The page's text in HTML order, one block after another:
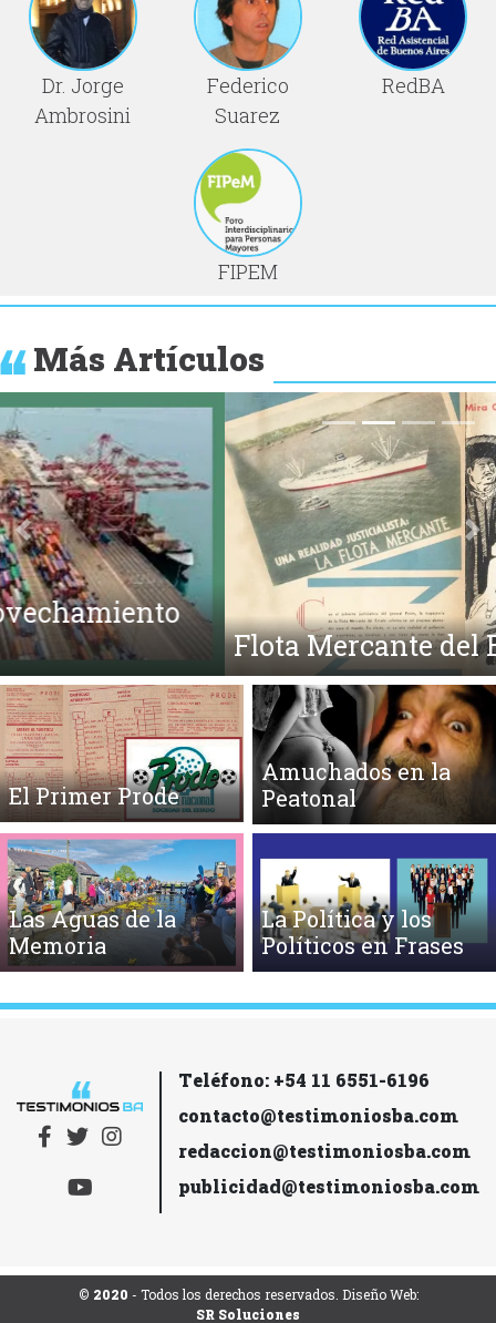
Dr. Jorge
Ambrosini
Federico
Suarez
RedBA
FIPEM
Más Artículos
Flota Mercante del Estado
Anterior
El Primer Prode
Amuchados en la
Peatonal
Las Aguas de la
Memoria
La Política y los
Políticos en Frases
Teléfono: +54 11 6551-6196
contacto@testimoniosba.com
redaccion@testimoniosba.com
publicidad@testimoniosba.com
© 2020 - Todos los derechos reservados. Diseño Web:
SR Soluciones